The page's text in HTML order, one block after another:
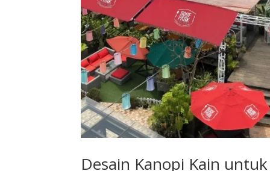
Desain Kanopi Kain